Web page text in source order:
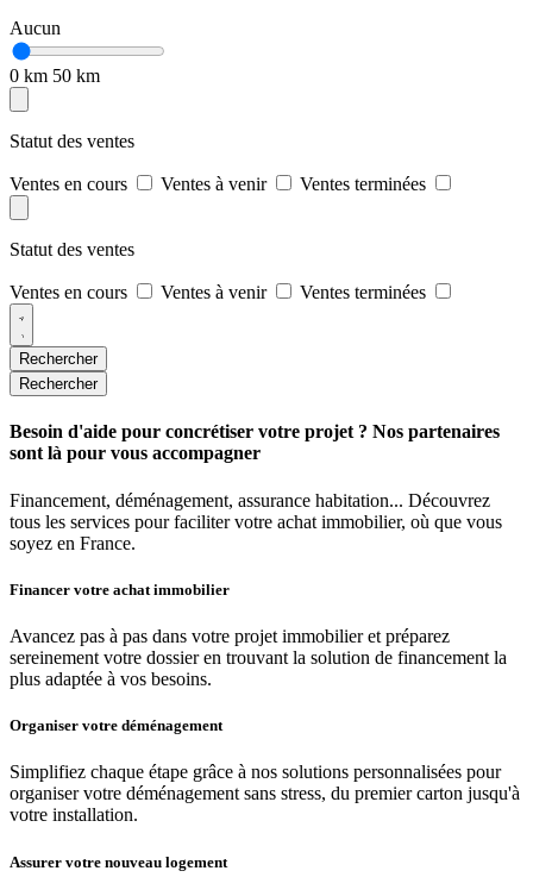
Aucun
0 km 50 km
Statut des ventes
Ventes en cours Ventes à venir Ventes terminées
Statut des ventes
Ventes en cours Ventes à venir Ventes terminées
Rechercher
Rechercher
Besoin d'aide pour concrétiser votre projet ? Nos partenaires
sont là pour vous accompagner
Financement, déménagement, assurance habitation... Découvrez
tous les services pour faciliter votre achat immobilier, où que vous
soyez en France.
Financer votre achat immobilier
Avancez pas à pas dans votre projet immobilier et préparez
sereinement votre dossier en trouvant la solution de financement la
plus adaptée à vos besoins.
Organiser votre déménagement
Simplifiez chaque étape grâce à nos solutions personnalisées pour
organiser votre déménagement sans stress, du premier carton jusqu'à
votre installation.
Assurer votre nouveau logement